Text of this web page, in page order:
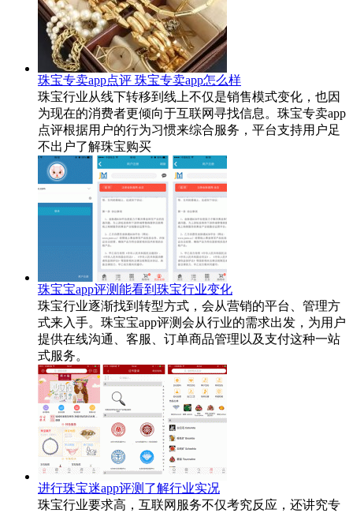
珠宝专卖app点评 珠宝专卖app怎么样
珠宝行业从线下转移到线上不仅是销售模式变化，也因
为现在的消费者更倾向于互联网寻找信息。珠宝专卖app
点评根据用户的行为习惯来综合服务，平台支持用户足
不出户了解珠宝购买
珠宝宝app评测能看到珠宝行业变化
珠宝行业逐渐找到转型方式，会从营销的平台、管理方
式来入手。珠宝宝app评测会从行业的需求出发，为用户
提供在线沟通、客服、订单商品管理以及支付这种一站
式服务。
进行珠宝迷app评测了解行业实况
珠宝行业要求高，互联网服务不仅考究反应，还讲究专